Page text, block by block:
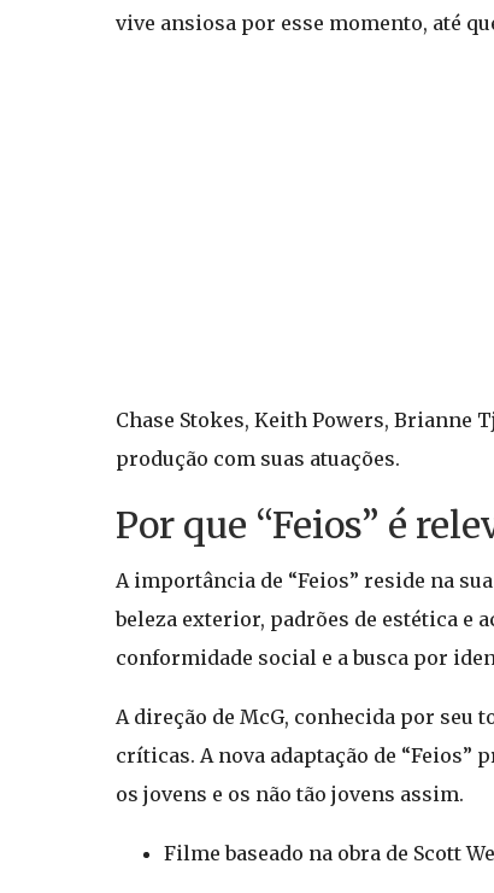
vive ansiosa por esse momento, até
Chase Stokes, Keith Powers, Brianne
produção com suas atuações.
Por que “Feios” é
A importância de “Feios” reside na
beleza exterior, padrões de estética e
conformidade social e a busca por
A direção de McG, conhecida por
críticas. A nova adaptação de
os jovens e os não tão jovens assim.
Filme baseado na obra de Scott